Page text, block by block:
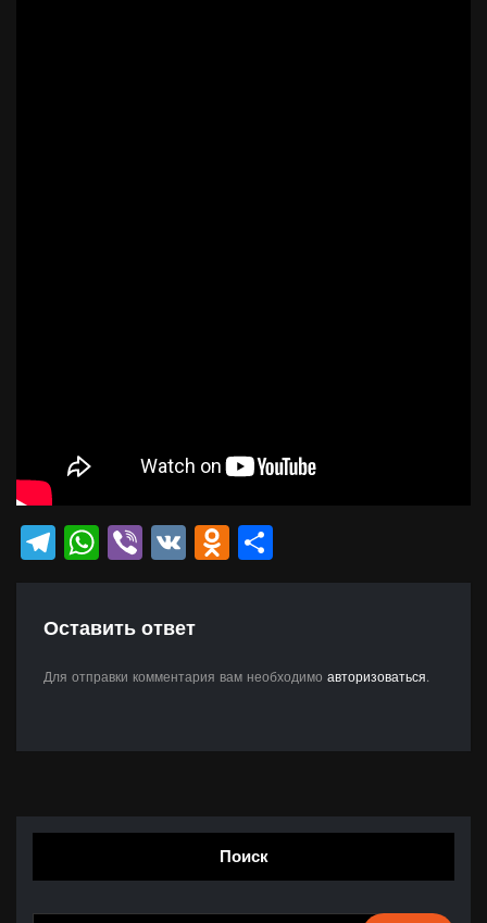
Telegram
WhatsApp
Viber
VK Odnoklassniki
Оставить ответ
Для отправки комментария вам необходимо авторизоваться.
Поиск